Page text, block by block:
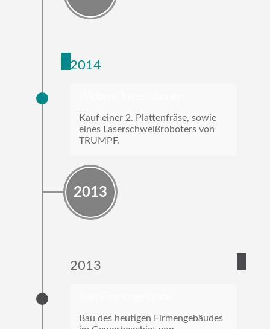
2014
Kauf einer 2. Plattenfräse, sowie
eines Laserschweißroboters von
TRUMPF.
2013
2013
Bau des heutigen Firmengebäudes